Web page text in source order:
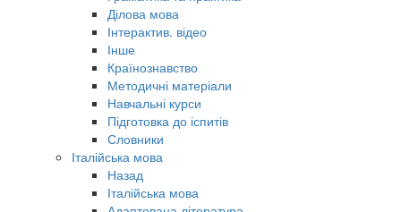
Ділова мова
Інтерактив. відео
Інше
Країнознавство
Методичні матеріали
Навчальні курси
Підготовка до іспитів
Словники
Італійська мова
Назад
Італійська мова